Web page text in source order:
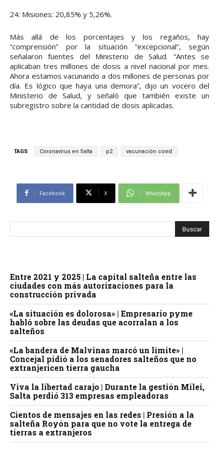
24: Misiones: 20,85% y 5,26%.
Más allá de los porcentajes y los regaños, hay
“comprensión” por la situación “excepcional”, según
señalaron fuentes del Ministerio de Salud. “Antes se
aplicaban tres millones de dosis a nivel nacional por mes.
Ahora estamos vacunando a dos millones de personas por
día. Es lógico que haya una demora”, dijo un vocero del
Ministerio de Salud, y señaló que también existe un
subregistro sobre la cantidad de dosis aplicadas.
TAGS Coronavirus en Salta p2 vacunación covid
Facebook X WhatsApp
Entre 2021 y 2025 | La capital salteña entre las
ciudades con más autorizaciones para la
construcción privada
«La situación es dolorosa» | Empresario pyme
habló sobre las deudas que acorralan a los
salteños
«La bandera de Malvinas marcó un límite» |
Concejal pidió a los senadores salteños que no
extranjericen tierra gaucha
Viva la libertad carajo | Durante la gestión Milei,
Salta perdió 313 empresas empleadoras
Cientos de mensajes en las redes | Presión a la
salteña Royón para que no vote la entrega de
tierras a extranjeros